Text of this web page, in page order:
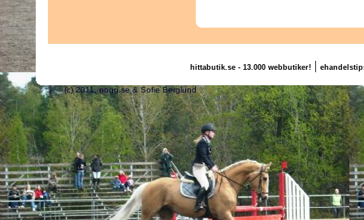
hittabutik.se - 13.000 webbutiker!|
(c) 2011, nogg.se & Sofie Berglund